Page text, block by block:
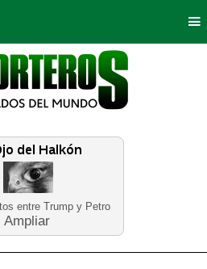
entre Trump y Petro
Ampliar
Bogotá
Tierra Deportes
Neira